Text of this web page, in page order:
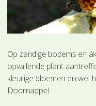
Op zandige bodems en
opvallende plant
kleurige bloemen en wel
Doornappel.